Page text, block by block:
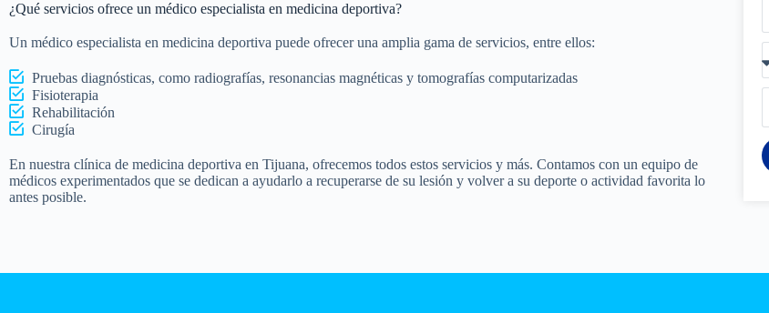
¿Qué servicios ofrece un médico especialista en medicina deportiva?
Un médico especialista en medicina deportiva puede ofrecer una amplia gama de servicios, entre ellos:
Pruebas diagnósticas, como radiografías, resonancias magnéticas y tomografías computarizadas
Fisioterapia
Rehabilitación
Cirugía
En nuestra clínica de medicina deportiva en Tijuana, ofrecemos todos estos servicios y más. Contamos con un equipo de
médicos experimentados que se dedican a ayudarlo a recuperarse de su lesión y volver a su deporte o actividad favorita lo
antes posible.